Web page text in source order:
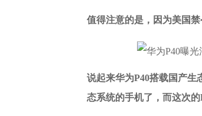
值得注意的是，因为美国
说起来华为P40搭载国产生
态系统的手机了，而这次